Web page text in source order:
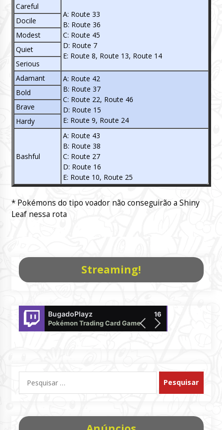
Careful
A: Route 33
B: Route 36
C: Route 45
D: Route 7
E: Route 8, Route 13, Route 14
Docile
Modest
Quiet
Serious
Adamant
A: Route 42
B: Route 37
C: Route 22, Route 46
D: Route 15
E: Route 9, Route 24
Bold
Brave
Hardy
Bashful
A: Route 43
B: Route 38
C: Route 27
D: Route 16
E: Route 10, Route 25
* Pokémons do tipo voador não conseguirão a Shiny
Leaf nessa rota
Streaming!
BugadoPlayz
Pokémon Trading Card Game
16
por: